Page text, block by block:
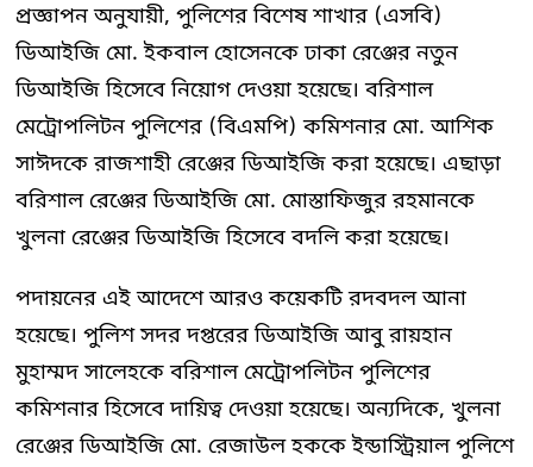
প্রজ্ঞাপন অনুযায়ী, পুলিশের বিশেষ শাখার (এসবি)
ডিআইজি মো. ইকবাল হোসেনকে ঢাকা রেঞ্জের নতুন
ডিআইজি হিসেবে নিয়োগ দেওয়া হয়েছে। বরিশাল
মেট্রোপলিটন পুলিশের (বিএমপি) কমিশনার মো. আশিক
সাঈদকে রাজশাহী রেঞ্জের ডিআইজি করা হয়েছে। এছাড়া
বরিশাল রেঞ্জের ডিআইজি মো. মোস্তাফিজুর রহমানকে
খুলনা রেঞ্জের ডিআইজি হিসেবে বদলি করা হয়েছে।
পদায়নের এই আদেশে আরও কয়েকটি রদবদল আনা
হয়েছে। পুলিশ সদর দপ্তরের ডিআইজি আবু রায়হান
মুহাম্মদ সালেহকে বরিশাল মেট্রোপলিটন পুলিশের
কমিশনার হিসেবে দায়িত্ব দেওয়া হয়েছে। অন্যদিকে, খুলনা
রেঞ্জের ডিআইজি মো. রেজাউল হককে ইন্ডাস্ট্রিয়াল পুলিশে